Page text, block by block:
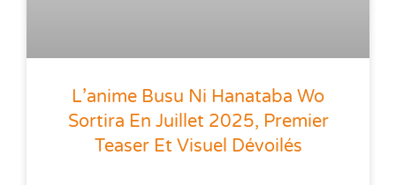
L’anime Busu Ni Hanataba Wo
Sortira En Juillet 2025, Premier
Teaser Et Visuel Dévoilés